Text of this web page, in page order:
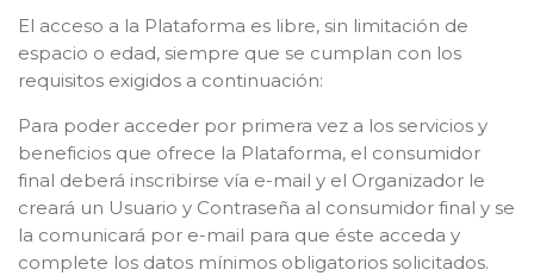
El acceso a la Plataforma es libre, sin limitación de
espacio o edad, siempre que se cumplan con los
requisitos exigidos a continuación:
Para poder acceder por primera vez a los servicios y
beneficios que ofrece la Plataforma, el consumidor
final deberá inscribirse vía e-mail y el Organizador le
creará un Usuario y Contraseña al consumidor final y se
la comunicará por e-mail para que éste acceda y
complete los datos mínimos obligatorios solicitados.